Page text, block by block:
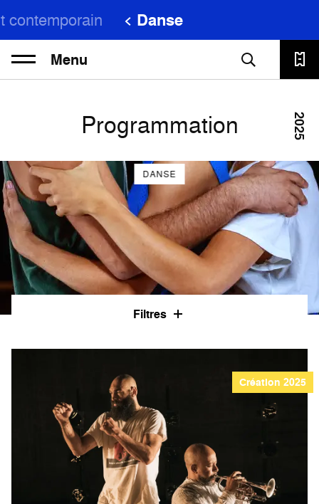
contemporain Danse
Menu
DANSE
Programmation 2025
Filtres
Création 2025